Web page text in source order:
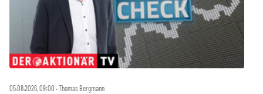
05.08.2026, 09:00 ‧ Thomas Bergmann